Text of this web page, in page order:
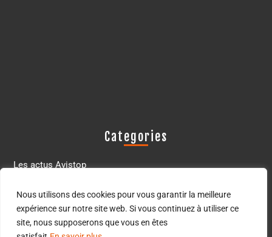
Nous utilisons des cookies pour vous garantir la meilleure
expérience sur notre site web. Si vous continuez à utiliser ce
site, nous supposerons que vous en êtes
Categories
Les actus Avistop